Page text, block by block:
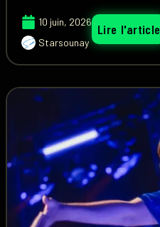
10 juin, 2026
Starsounay
Lire l'article